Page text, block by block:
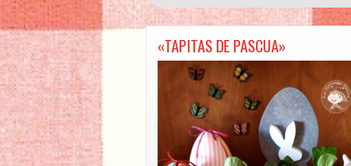
CANTÁBRICO»
«TAPITAS DE PASCUA»